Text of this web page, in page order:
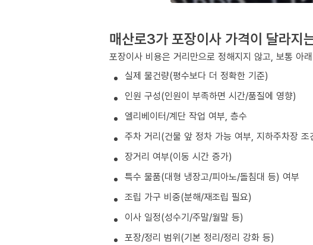
매산로3가 포장이사 가격이 달라지
포장이사 비용은 거리만으로 정해지지 않고, 보통 아
실제 물건량(평수보다 더 정확한 기준)
인원 구성(인원이 부족하면 시간/품질에 영향)
엘리베이터/계단 작업 여부, 층수
주차 거리(건물 앞 정차 가능 여부, 지하주차장 조
장거리 여부(이동 시간 증가)
특수 물품(대형 냉장고/피아노/돌침대 등) 여부
조립 가구 비중(분해/재조립 필요)
이사 일정(성수기/주말/월말 등)
포장/정리 범위(기본 정리/정리 강화 등)